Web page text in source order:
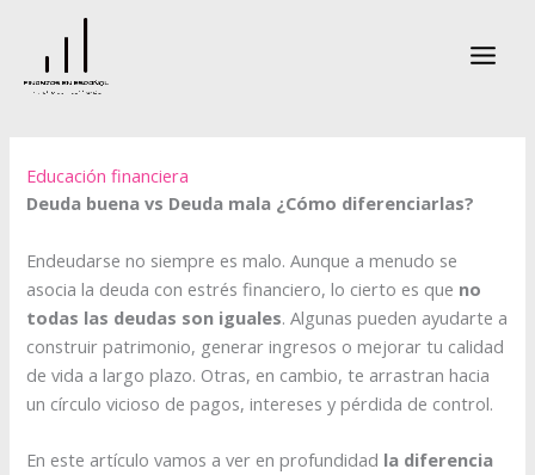
contenido
Educación financiera
Deuda buena vs Deuda mala ¿Cómo diferenciarlas?
Endeudarse no siempre es malo. Aunque a menudo se
asocia la deuda con estrés financiero, lo cierto es que no
todas las deudas son iguales. Algunas pueden ayudarte a
construir patrimonio, generar ingresos o mejorar tu calidad
de vida a largo plazo. Otras, en cambio, te arrastran hacia
un círculo vicioso de pagos, intereses y pérdida de control.
En este artículo vamos a ver en profundidad la diferencia